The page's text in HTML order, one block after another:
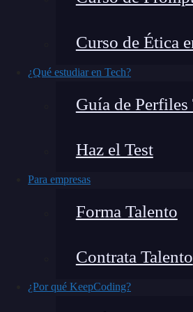
Curso de Ética
¿Qué estudiar en Tech?
Guía de Perfiles
Haz el Test
Para empresas
Forma Talento
Contrata Talento
¿Por qué KeepCoding?
profundidades de nuestro
decisiones y